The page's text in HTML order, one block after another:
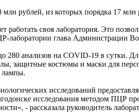
млн рублей, из которых порядка 17
работать своя лаборатория. Это
лаборатории глава Администрации
280 анализов на COVID-19 в сутки.
защитные костюмы и маски для
лампы.
исследований
исследования методом ПЦР
- рассказала руководитель